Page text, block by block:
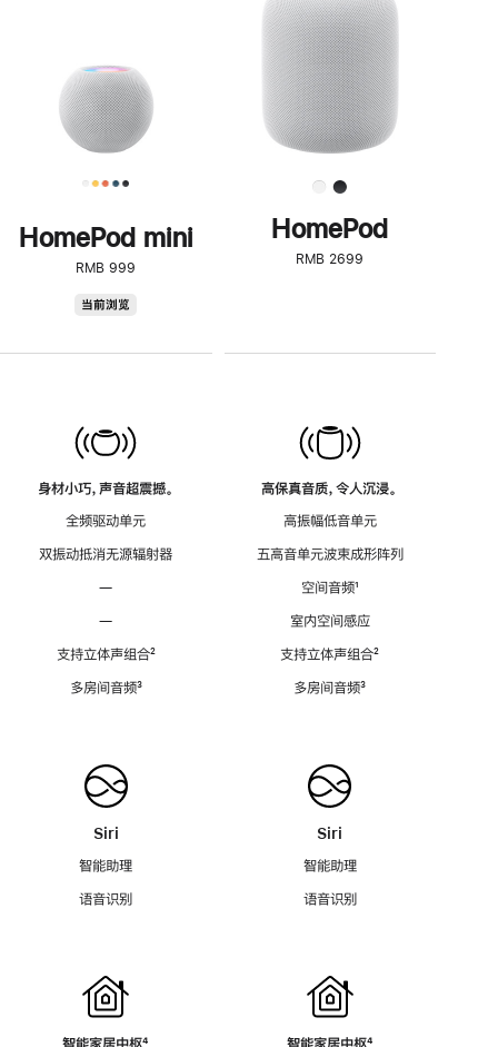
HomePod mini
RMB 999
当前浏览
身材小巧，声音超震撼。
全频驱动单元
双振动抵消无源辐射器
—
—
支持立体声组合脚
²
多房间音频脚
³
Siri
智能助理
语音识别
智能家居中枢脚
⁴
了
解
HomePod<
HomePod
RMB 2699
高保真音质，令人沉浸。
高振幅低音单元
五高音单元波束成形阵列
空间音频脚
¹
室内空间感应
支持立体声组合脚
²
多房间音频脚
³
Siri
智能助理
语音识别
智能家居中枢脚
⁴